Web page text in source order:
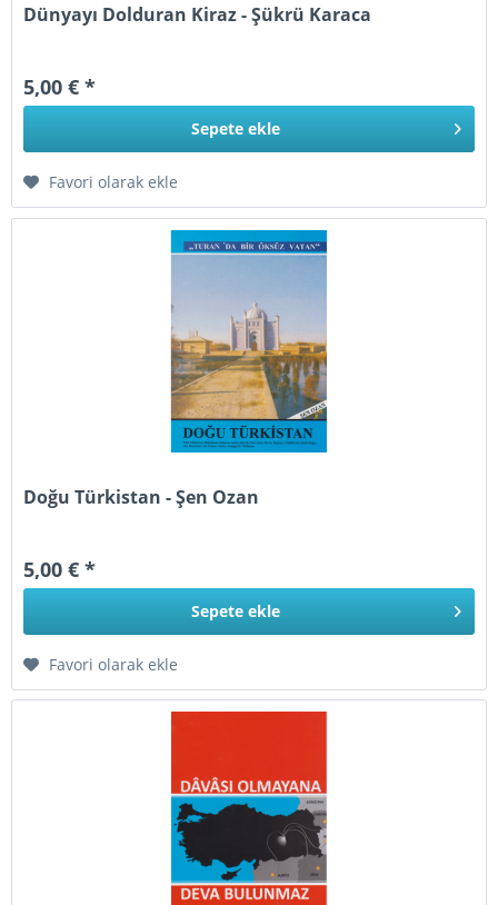
Dünyayı Dolduran Kiraz - Şükrü Karaca
5,00 € *
Sepete ekle
Favori olarak ekle
Doğu Türkistan - Şen Ozan
5,00 € *
Sepete ekle
Favori olarak ekle